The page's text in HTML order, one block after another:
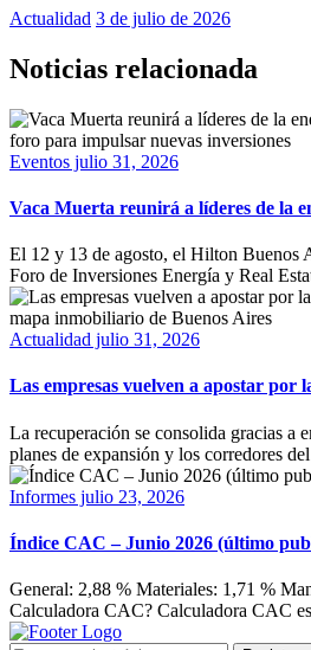
Actualidad 3 de julio de 2026
Noticias relacionada
Eventos julio 31, 2026
Vaca Muerta reunirá a líderes de la
El 12 y 13 de agosto, el Hilton Buenos
Foro de Inversiones Energía y Real
Actualidad julio 31, 2026
Las empresas vuelven a apostar por
La recuperación se consolida gracias a
planes de expansión y los corredores
Informes julio 23, 2026
Índice CAC – Junio 2026 (último
General: 2,88 % Materiales: 1,71 %
Calculadora CAC? Calculadora CAC